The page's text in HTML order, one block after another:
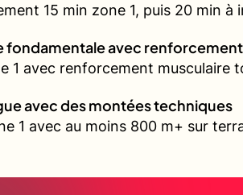
15 min zone 1, puis 20 min
fondamentale avec renforcement
1 avec renforcement musculaire
avec des montées techniques
1 avec au moins 800 m+ sur